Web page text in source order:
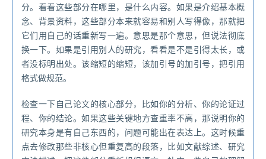
分。看看这些部分在哪里，是什么内容。如果是介绍基本概
念、背景资料，这些部分本来就容易和别人写得像，那就把
它们用自己的话重新写一遍。意思是那个意思，但说法彻底
换一下。如果是引用别人的研究，看看是不是引得太长，或
者没标明出处。该缩短的缩短，该加引号的加引号，把引用
格式做规范。
检查一下自己论文的核心部分，比如你的分析、你的论证过
程、你的结论。如果这些关键地方查重率不高，那说明你的
研究本身是有自己东西的，问题可能出在表达上。这时候重
点去修改那些非核心但重复高的段落，比如文献综述、研究